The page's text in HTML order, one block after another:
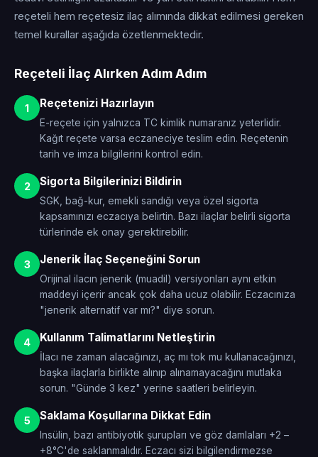
reçeteli hem reçetesiz ilaç alımında dikkat edilmesi gereken
temel kurallar aşağıda özetlenmektedir.
Reçeteli İlaç Alırken Adım Adım
1 Reçetenizi Hazırlayın
E-reçete için yalnızca TC kimlik numaranız yeterlidir.
Kağıt reçete varsa eczaneciye teslim edin. Reçetenin
tarih ve imza bilgilerini kontrol edin.
2 Sigorta Bilgilerinizi Bildirin
SGK, bağ-kur, emekli sandığı veya özel sigorta
kapsamınızı eczacıya belirtin. Bazı ilaçlar belirli sigorta
türlerinde ek onay gerektirebilir.
3 Jenerik İlaç Seçeneğini Sorun
Orijinal ilacın jenerik (muadil) versiyonları aynı etkin
maddeyi içerir ancak çok daha ucuz olabilir. Eczacınıza
"jenerik alternatif var mı?" diye sorun.
4 Kullanım Talimatlarını Netleştirin
İlacı ne zaman alacağınızı, aç mı tok mu kullanacağınızı,
başka ilaçlarla birlikte alınıp alınamayacağını mutlaka
sorun. "Günde 3 kez" yerine saatleri belirleyin.
5 Saklama Koşullarına Dikkat Edin
Insülin, bazı antibiyotik şurupları ve göz damlaları +2 –
+8°C'de saklanmalıdır. Eczacı sizi bilgilendirmezse